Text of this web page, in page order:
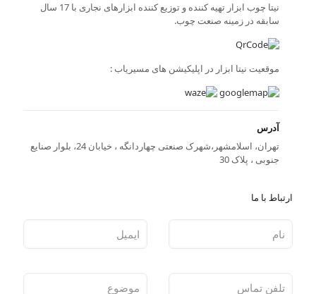
نیتا چوب ابزار تهیه کننده و توزیع کننده ابزارهای نجاری با 17 سال
سابقه در زمینه صنعت چوب.
موقعیت نیتا ابزار در اپلیکیشن های مسیریاب :
آدرس
تهران، اسلامشهر،شهرک صنعتی چهاردانگه ، خیابان 24، بلوار صنایع
جنوبی ، پلاک 30
ارتباط با ما